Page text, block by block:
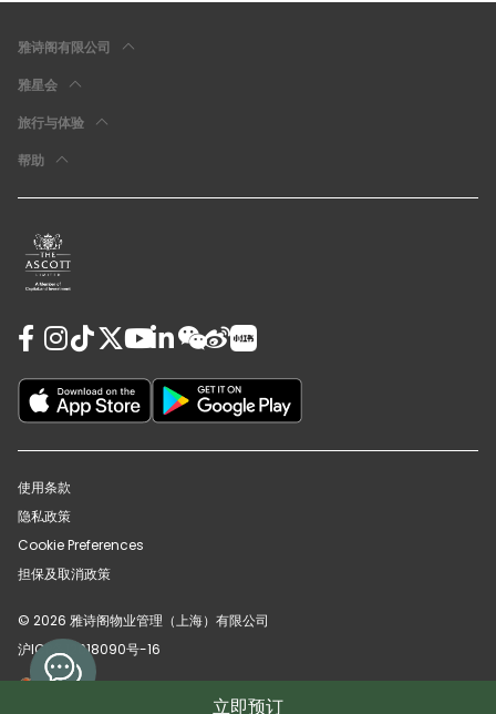
立即预订
雅诗阁有限公司
雅星会
旅行与体验
帮助
使用条款
隐私政策
Cookie Preferences
担保及取消政策
© 2026 雅诗阁物业管理（上海）有限公司
沪ICP备12018090号-16
沪公网安备31010102008391号